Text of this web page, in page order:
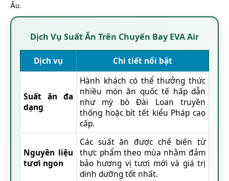
Âu.
Dịch Vụ Suất Ăn Trên Chuyến Bay EVA Air
Dịch vụ Chi tiết nổi bật
Suất ăn đa
dạng
Hành khách có thể thưởng thức
nhiều món ăn quốc tế hấp dẫn
như mỳ bò Đài Loan truyền
thống hoặc bít tết kiểu Pháp cao
cấp.
Nguyên liệu
tươi ngon
Các suất ăn được chế biến từ
thực phẩm theo mùa nhằm đảm
bảo hương vị tươi mới và giá trị
dinh dưỡng tốt nhất.